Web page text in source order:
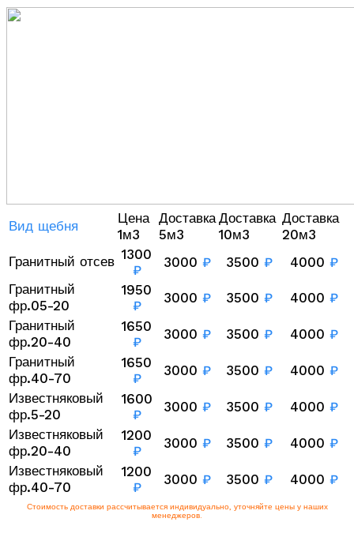
Вид щебня
Цена
1м3
Доставка
5м3
Доставка
10м3
Доставка
20м3
Гранитный отсев 1300
₽
3000 ₽ 3500 ₽ 4000 ₽
Гранитный
фр.05-20
1950
₽
3000 ₽ 3500 ₽ 4000 ₽
Гранитный
фр.20-40
1650
₽
3000 ₽ 3500 ₽ 4000 ₽
Гранитный
фр.40-70
1650
₽
3000 ₽ 3500 ₽ 4000 ₽
Известняковый
фр.5-20
1600
₽
3000 ₽ 3500 ₽ 4000 ₽
Известняковый
фр.20-40
1200
₽
3000 ₽ 3500 ₽ 4000 ₽
Известняковый
фр.40-70
1200
₽
3000 ₽ 3500 ₽ 4000 ₽
Стоимость доставки рассчитывается индивидуально, уточняйте цены у наших
менеджеров.